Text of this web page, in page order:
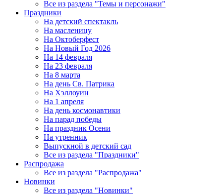
Все из раздела "Темы и персонажи"
Праздники
На детский спектакль
На масленицу
На Октоберфест
На Новый Год 2026
На 14 февраля
На 23 февраля
На 8 марта
На день Св. Патрика
На Хэллоуин
На 1 апреля
На день космонавтики
На парад победы
На праздник Осени
На утренник
Выпускной в детский сад
Все из раздела "Праздники"
Распродажа
Все из раздела "Распродажа"
Новинки
Все из раздела "Новинки"